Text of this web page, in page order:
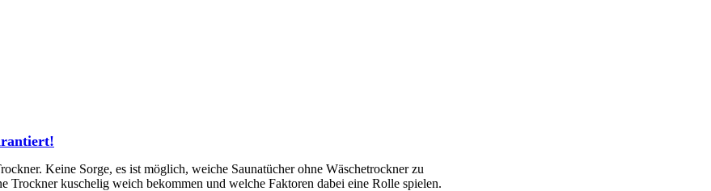
Keine Sorge, es ist möglich, weiche Saunatücher ohne Wäschetrockner zu
Trockner kuschelig weich bekommen und welche Faktoren dabei eine Rolle spielen.